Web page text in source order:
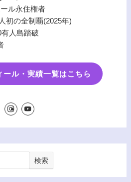
ル永住権者
の全制覇(2025年)
人島踏破
ール・実績一覧はこちら
検索